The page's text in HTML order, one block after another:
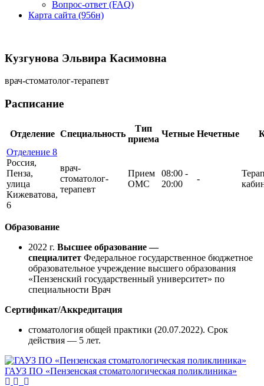
Вопрос-ответ (FAQ)
Карта сайта (956н)
Кузгунова Эльвира Касимовна
врач-стоматолог-терапевт
Расписание
Отделение Специальность
Тип
приема
Четные Нечетные
Отделение 8
Россия,
Пенза,
улица
Кижеватова,
6
врач-
стоматолог-
терапевт
Прием
ОМС
08:00 -
20:00
-
Образование
2022 г. Высшее образование —
специалитет Федеральное государственное бюджетное
образовательное учреждение высшего образования
«Пензенский государственный университет» по
специальности Врач
Сертификат/Аккредитация
стоматология общей практики (20.07.2022). Срок
действия — 5 лет.
ГАУЗ ПО «Пензенская стоматологическая поликлиника»